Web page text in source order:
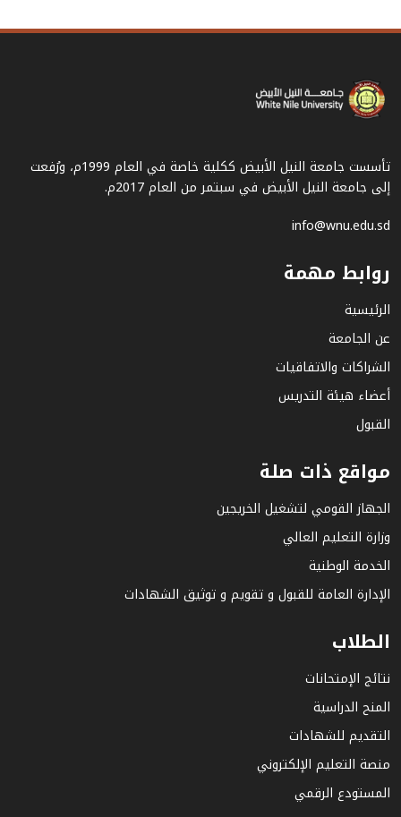
تأسست جامعة النيل الأبيض ككلية خاصة في العام 1999م، ورُفعت
إلى جامعة النيل الأبيض في سبتمر من العام 2017م.
info@wnu.edu.sd
روابط مهمة
الرئيسية
عن الجامعة
الشراكات والاتفاقيات
أعضاء هيئة التدريس
القبول
مواقع ذات صلة
الجهاز القومي لتشغيل الخريجين
وزارة التعليم العالي
الخدمة الوطنية
الإدارة العامة للقبول و تقويم و توثيق الشهادات
الطلاب
نتائج الإمتحانات
المنح الدراسية
التقديم للشهادات
منصة التعليم الإلكتروني
المستودع الرقمي